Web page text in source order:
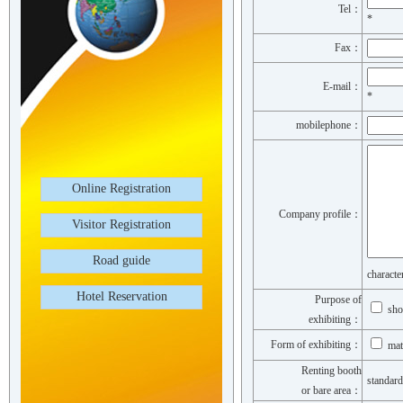
Online Registration
Visitor Registration
Road guide
Hotel Reservation
Tel：
*
Fax：
E-mail：
*
mobilephone：
Company profile：
Purpose of
exhibiting：
Form of exhibiting：
Renting booth
or bare area：